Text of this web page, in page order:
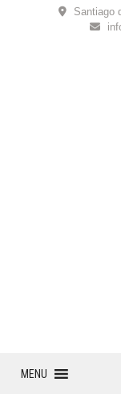
Santiago
MENU